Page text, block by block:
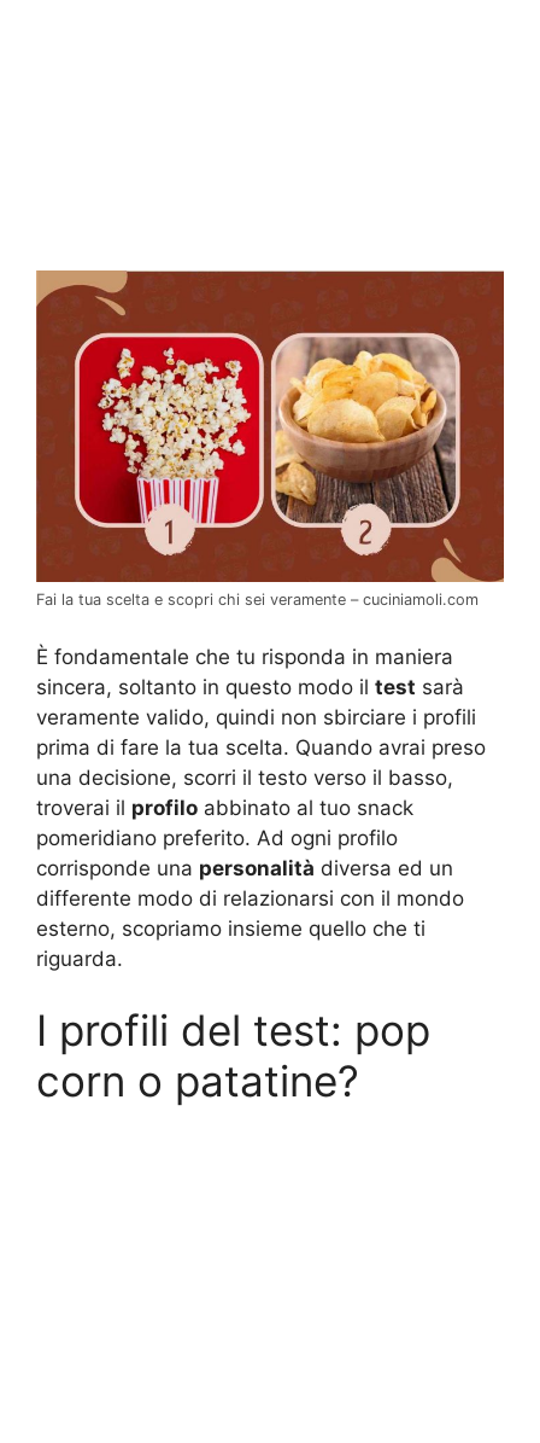
Fai la tua scelta e scopri chi sei veramente – cuciniamoli.com
È fondamentale che tu risponda in maniera
sincera, soltanto in questo modo il test sarà
veramente valido, quindi non sbirciare i profili
prima di fare la tua scelta. Quando avrai preso
una decisione, scorri il testo verso il basso,
troverai il profilo abbinato al tuo snack
pomeridiano preferito. Ad ogni profilo
corrisponde una personalità diversa ed un
differente modo di relazionarsi con il mondo
esterno, scopriamo insieme quello che ti
riguarda.
I profili del test: pop
corn o patatine?